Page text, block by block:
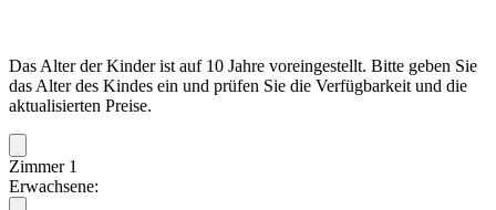
Das Alter der Kinder ist auf 10 Jahre voreingestellt. Bitte geben Sie
das Alter des Kindes ein und prüfen Sie die Verfügbarkeit und die
aktualisierten Preise.
Zimmer 1
Erwachsene: